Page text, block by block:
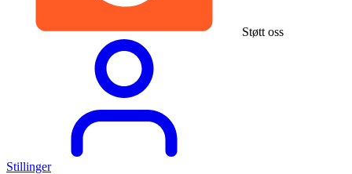
Støtt oss
Stillinger